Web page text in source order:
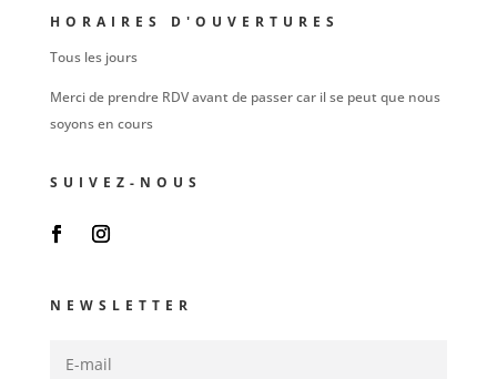
HORAIRES D'OUVERTURES
Tous les jours
Merci de prendre RDV avant de passer car il se peut que nous
soyons en cours
SUIVEZ-NOUS
NEWSLETTER